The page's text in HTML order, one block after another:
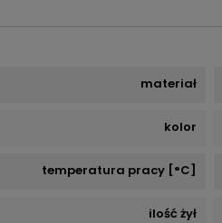
materiał
kolor
temperatura pracy [°C]
ilość żył